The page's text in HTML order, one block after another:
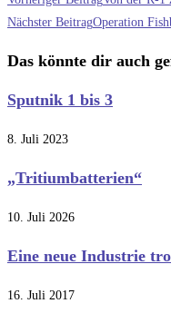
Artikel
ansehen
Nächster BeitragOperation
Das könnte dir auch
Sputnik 1 bis 3
8. Juli 2023
„Tritiumbatterien“
10. Juli 2026
Eine neue Industrie
16. Juli 2017